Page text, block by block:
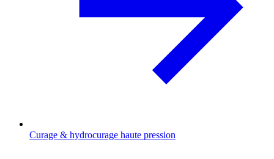
Curage & hydrocurage haute pression